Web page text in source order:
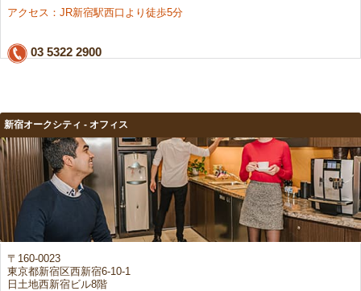
アクセス：JR新宿駅西口より徒歩5分
03 5322 2900
新宿オークシティ - オフィス
〒160-0023
東京都新宿区西新宿6-10-1
日土地西新宿ビル8階